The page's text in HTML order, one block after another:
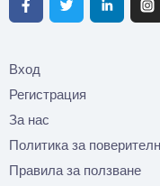
Вход
Регистрация
За нас
Политика за
Правила за ползване